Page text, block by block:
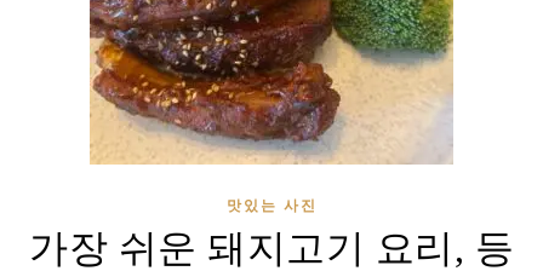
맛있는 사진
가장 쉬운 돼지고기 요리, 등